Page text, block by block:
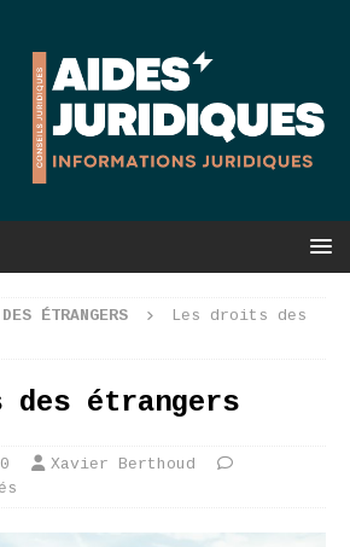
ÉTRANGERS
Les droits des
étrangers
Xavier Berthoud